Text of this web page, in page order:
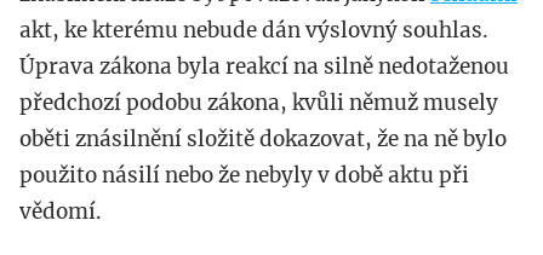
akt, ke kterému nebude dán výslovný souhlas.
Úprava zákona byla reakcí na silně nedotaženou
předchozí podobu zákona, kvůli němuž musely
oběti znásilnění složitě dokazovat, že na ně bylo
použito násilí nebo že nebyly v době aktu při
vědomí.